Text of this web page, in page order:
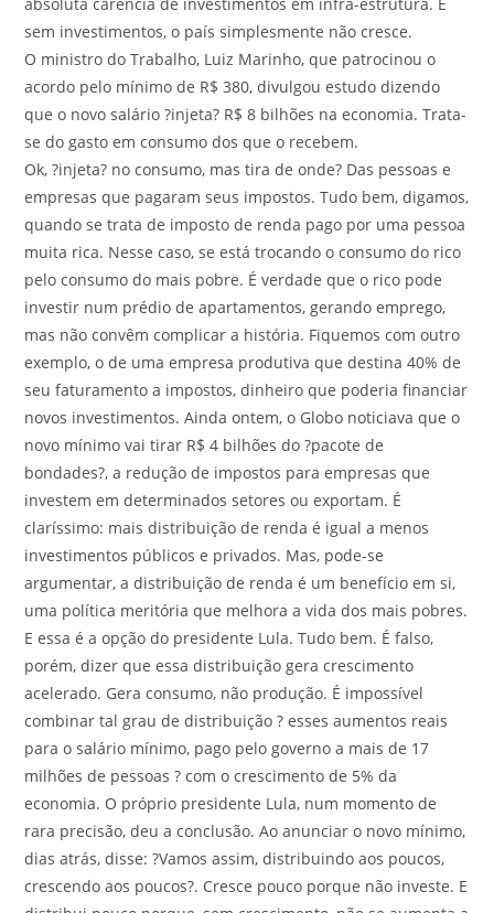
sem investimentos, o país simplesmente não cresce.
O ministro do Trabalho, Luiz Marinho, que patrocinou o
acordo pelo mínimo de R$ 380, divulgou estudo dizendo
que o novo salário ?injeta? R$ 8 bilhões na economia. Trata-
se do gasto em consumo dos que o recebem.
Ok, ?injeta? no consumo, mas tira de onde? Das pessoas e
empresas que pagaram seus impostos. Tudo bem, digamos,
quando se trata de imposto de renda pago por uma pessoa
muita rica. Nesse caso, se está trocando o consumo do rico
pelo consumo do mais pobre. É verdade que o rico pode
investir num prédio de apartamentos, gerando emprego,
mas não convêm complicar a história. Fiquemos com outro
exemplo, o de uma empresa produtiva que destina 40% de
seu faturamento a impostos, dinheiro que poderia financiar
novos investimentos. Ainda ontem, o Globo noticiava que o
novo mínimo vai tirar R$ 4 bilhões do ?pacote de
bondades?, a redução de impostos para empresas que
investem em determinados setores ou exportam. É
claríssimo: mais distribuição de renda é igual a menos
investimentos públicos e privados. Mas, pode-se
argumentar, a distribuição de renda é um benefício em si,
uma política meritória que melhora a vida dos mais pobres.
E essa é a opção do presidente Lula. Tudo bem. É falso,
porém, dizer que essa distribuição gera crescimento
acelerado. Gera consumo, não produção. É impossível
combinar tal grau de distribuição ? esses aumentos reais
para o salário mínimo, pago pelo governo a mais de 17
milhões de pessoas ? com o crescimento de 5% da
economia. O próprio presidente Lula, num momento de
rara precisão, deu a conclusão. Ao anunciar o novo mínimo,
dias atrás, disse: ?Vamos assim, distribuindo aos poucos,
crescendo aos poucos?. Cresce pouco porque não investe. E